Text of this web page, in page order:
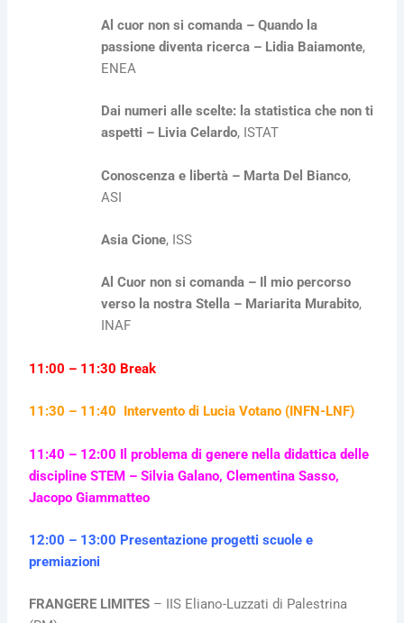
Al cuor non si comanda – Quando la
passione diventa ricerca – Lidia Baiamonte,
ENEA
Dai numeri alle scelte: la statistica che non ti
aspetti – Livia Celardo, ISTAT
Conoscenza e libertà – Marta Del Bianco,
ASI
Asia Cione, ISS
Al Cuor non si comanda – Il mio percorso
verso la nostra Stella – Mariarita Murabito,
INAF
11:00 – 11:30 Break
11:30 – 11:40 Intervento di Lucia Votano (INFN-LNF)
11:40 – 12:00 Il problema di genere nella didattica delle
discipline STEM – Silvia Galano, Clementina Sasso,
Jacopo Giammatteo
12:00 – 13:00 Presentazione progetti scuole e
premiazioni
FRANGERE LIMITES – IIS Eliano-Luzzati di Palestrina